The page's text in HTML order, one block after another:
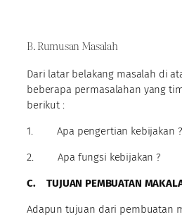
B. Rumusan Masalah
Dari latar belakang masalah di
beberapa permasalahan yang
berikut :
1. Apa pengertian kebijakan ?
2. Apa fungsi kebijakan ?
C.TUJUAN PEMBUATAN
Adapun tujuan dari pembuatan